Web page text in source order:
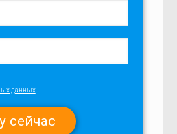
данных